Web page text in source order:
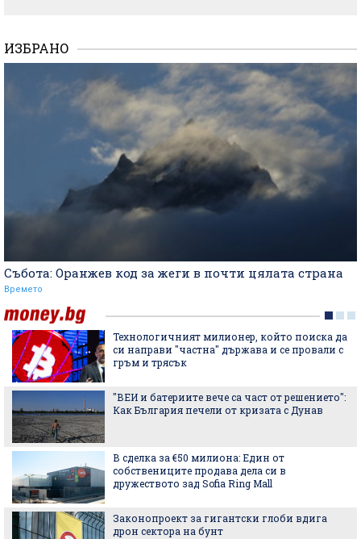
ИЗБРАНО
Събота: Оранжев код за жеги в почти цялата страна
Времето
Технологичният милионер, който поиска да
си направи "частна" държава и се провали с
гръм и трясък
"ВЕИ и батериите вече са част от решението":
Как България печели от кризата с Дунав
В сделка за €50 милиона: Един от
собствениците продава дела си в
дружеството зад Sofia Ring Mall
Законопроект за гигантски глоби вдига
дрон сектора на бунт